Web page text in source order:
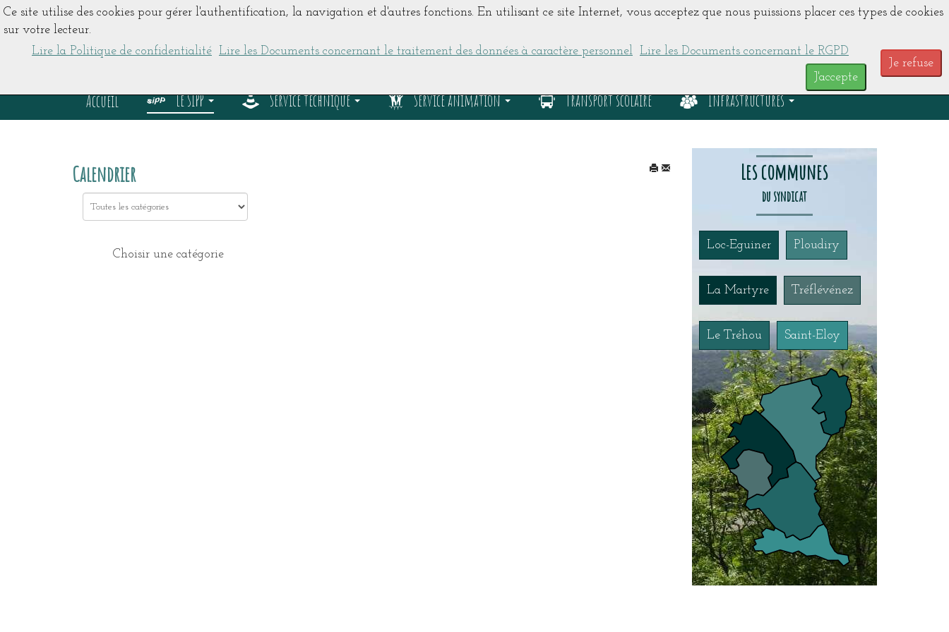
Accueil Le SIPP Service technique Service animation Transport scolaire Infrastructures
Calendrier
Choisissez une catégorie pour filtrer la liste
Choisir une catégorie
Les communes
du syndicat
Loc-Eguiner Ploudiry
La Martyre Tréflévénez
Le Tréhou Saint-Eloy
Ce site utilise des cookies pour gérer l'authentification, la navigation et d'autres fonctions. En utilisant ce site Internet, vous acceptez que nous puissions placer ces types de cookies
sur votre lecteur.
Lire la Politique de confidentialité Lire les Documents concernant le traitement des données à caractère personnel Lire les Documents concernant le RGPD
Je refuse
J'accepte